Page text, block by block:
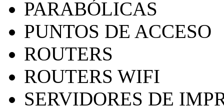
PARABÓLICAS
PUNTOS DE ACCESO
ROUTERS
ROUTERS WIFI
SERVIDORES DE